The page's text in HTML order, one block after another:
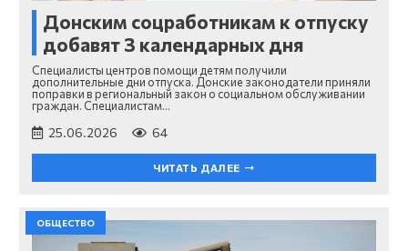
Донским соцработникам к отпуску
добавят 3 календарных дня
Специалисты центров помощи детям получили
дополнительные дни отпуска. Донские законодатели приняли
поправки в региональный закон о социальном обслуживании
граждан. Специалистам…
25.06.2026 64
ЧИТАТЬ ДАЛЕЕ
ОБЩЕСТВО